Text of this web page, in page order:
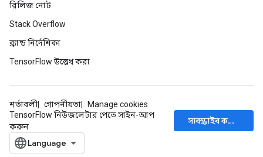
রিলিজ নোট
Stack Overflow
ব্র্যান্ড নির্দেশিকা
TensorFlow উল্লেখ করা
শর্তাবলী গোপনীয়তা
Manage cookies
TensorFlow নিউজলেটার পেতে সাইন-আপ
করুন
সাবস্ক্রাইব করুন